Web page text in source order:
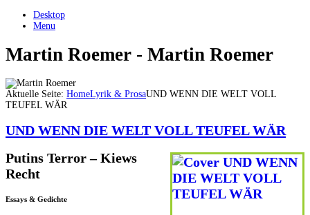
Desktop
Menu
Martin Roemer - Martin Roemer
Aktuelle Seite: HomeLyrik & ProsaUND WENN DIE WELT VOLL
TEUFEL WÄR
UND WENN DIE WELT VOLL TEUFEL WÄR
Putins Terror – Kiews
Recht
Essays & Gedichte